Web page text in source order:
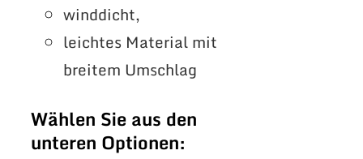
winddicht,
leichtes Material mit
breitem Umschlag
Wählen Sie aus den
unteren Optionen: